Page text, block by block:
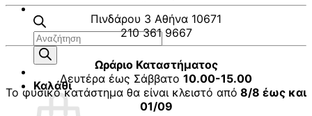
Αναζήτηση
προϊόντων
Καλάθι
Πινδάρου 3 Αθήνα 10671
210 361 9667
Ωράριο Καταστήματος
Δευτέρα έως Σάββατο 10.00-15.00
Το φυσικό κατάστημα θα είναι κλειστό από 8/8 έως και
01/09